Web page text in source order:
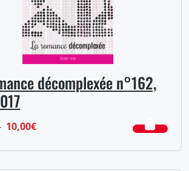
décomplexée n°162,
10,00€Plage